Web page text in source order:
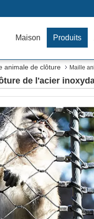
Maison Produits
animale de clôture Maille
de l'acier